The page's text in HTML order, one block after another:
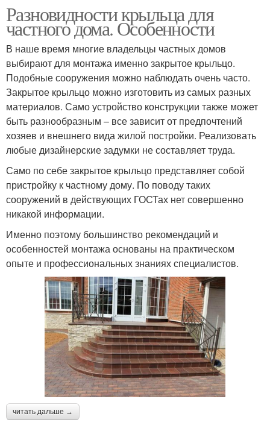
Крыльца из дерева
Фундамент для
крыльца
Крыльца из
профильной трубы
Крыльцо из уголка Крыльца из металла
Крыльца к новому году Крыльцо с террасой
Дом с крыльцом Крыльцо с навесом
Поручни для крыльца Поручни на крыльцо
Разновидности крыльца для
частного дома. Особенности
В наше время многие владельцы частных домов
выбирают для монтажа именно закрытое крыльцо.
Подобные сооружения можно наблюдать очень часто.
Закрытое крыльцо можно изготовить из самых разных
материалов. Само устройство конструкции также может
быть разнообразным – все зависит от предпочтений
хозяев и внешнего вида жилой постройки. Реализовать
любые дизайнерские задумки не составляет труда.
Само по себе закрытое крыльцо представляет собой
пристройку к частному дому. По поводу таких
сооружений в действующих ГОСТах нет совершенно
никакой информации.
Именно поэтому большинство рекомендаций и
особенностей монтажа основаны на практическом
опыте и профессиональных знаниях специалистов.
читать дальше →